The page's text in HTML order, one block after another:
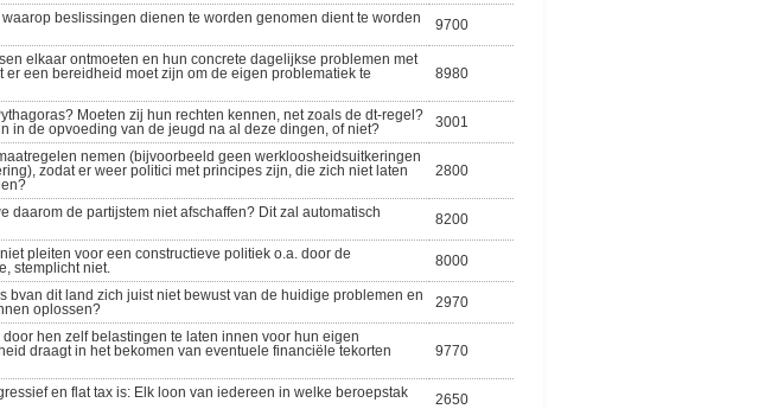
beslissingen dienen te worden genomen dient te worden
9700
elkaar ontmoeten en hun concrete dagelijkse problemen met
een bereidheid moet zijn om de eigen problematiek te
8980
Moeten zij hun rechten kennen, net zoals de dt-regel?
in de opvoeding van de jeugd na al deze dingen, of niet?
3001
nemen (bijvoorbeeld geen werkloosheidsuitkeringen
zodat er weer politici met principes zijn, die zich niet laten
2800
de partijstem niet afschaffen? Dit zal automatisch
8200
pleiten voor een constructieve politiek o.a. door de
stemplicht niet.
8000
bvan dit land zich juist niet bewust van de huidige problemen en
oplossen?
2970
hen zelf belastingen te laten innen voor hun eigen
draagt in het bekomen van eventuele financiële tekorten
9770
en flat tax is: Elk loon van iedereen in welke beroepstak
2650